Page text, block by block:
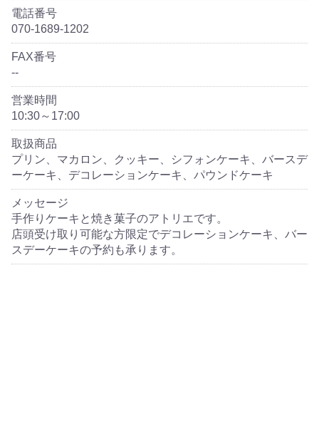
電話番号
070-1689-1202
FAX番号
--
営業時間
10:30～17:00
取扱商品
プリン、マカロン、クッキー、シフォンケーキ、バースデ
ーケーキ、デコレーションケーキ、パウンドケーキ
メッセージ
手作りケーキと焼き菓子のアトリエです。
店頭受け取り可能な方限定でデコレーションケーキ、バー
スデーケーキの予約も承ります。